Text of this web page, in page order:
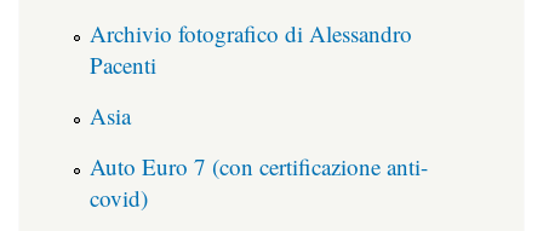
Archivio fotografico di Alessandro
Pacenti
Asia
Auto Euro 7 (con certificazione anti-
covid)